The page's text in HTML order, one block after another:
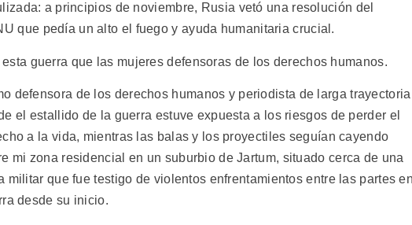
a principios de noviembre, Rusia vetó una resolución del
que pedía un alto el fuego y ayuda humanitaria crucial.
guerra que las mujeres defensoras de los derechos humanos.
defensora de los derechos humanos y periodista de larga
el estallido de la guerra estuve expuesta a los riesgos de perder el
a la vida, mientras las balas y los proyectiles seguían cayendo
mi zona residencial en un suburbio de Jartum, situado cerca de una
militar que fue testigo de violentos enfrentamientos entre las partes
desde su inicio.